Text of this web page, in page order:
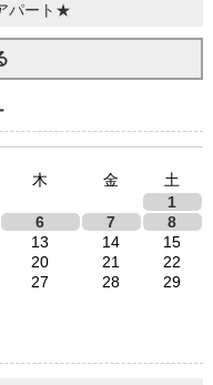
パート★
木 金
土
1
6 7
8
13 14
15
20 21
22
27 28
29